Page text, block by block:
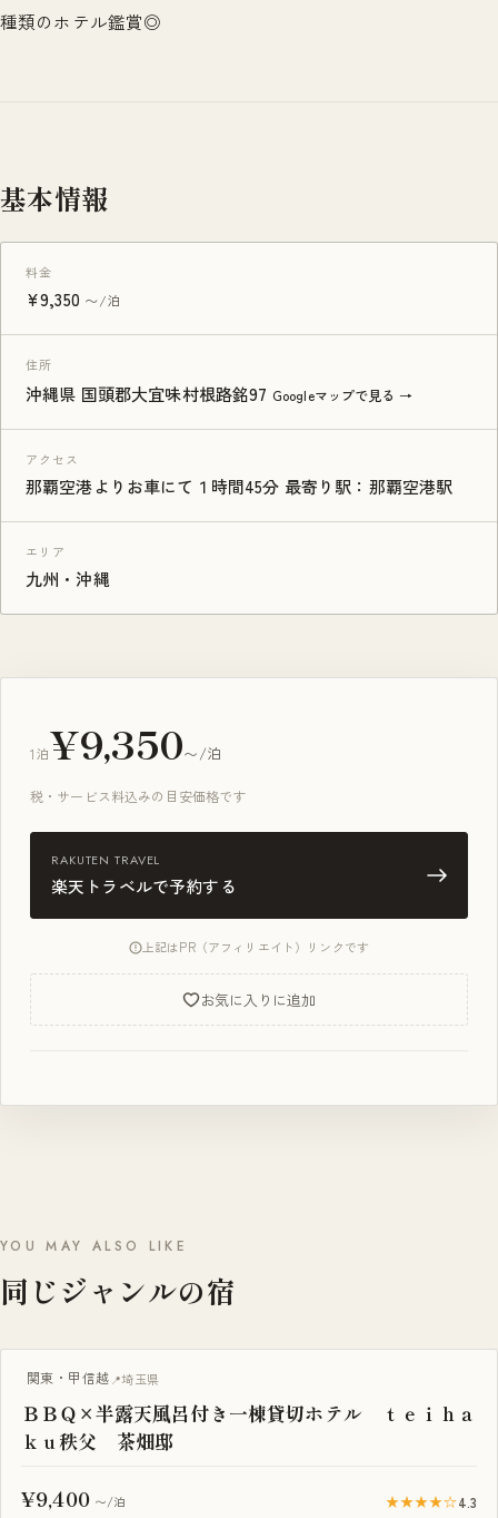
種類のホテル鑑賞◎
基本情報
料金
¥9,350 〜/泊
住所
沖縄県 国頭郡大宜味村根路銘97 Googleマップで見る →
アクセス
那覇空港よりお車にて１時間45分 最寄り駅：那覇空港駅
エリア
九州・沖縄
1泊¥9,350〜/泊
税・サービス料込みの目安価格です
RAKUTEN TRAVEL
楽天トラベルで予約する
上記はPR（アフィリエイト）リンクです
お気に入りに追加
YOU MAY ALSO LIKE
同じジャンルの宿
BBQ・焚き火
関東・甲信越 埼玉県
ＢＢＱ×半露天風呂付き一棟貸切ホテル ｔｅｉｈａ
ｋｕ秩父 茶畑邸
¥9,400 〜/泊 ★★★★☆4.3